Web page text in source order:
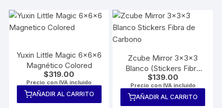
Yuxin Little Magic 6x6x6
Magnético Colored
$319.00
Precio con IVA incluido
AÑADIR AL CARRITO
Zcube Mirror 3x3x3
Blanco (Stickers Fibra
de Carbono)
$139.00
Precio con IVA incluido
AÑADIR AL CARRITO